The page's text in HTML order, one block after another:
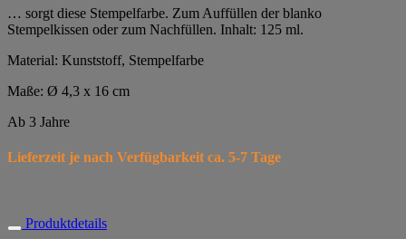
… sorgt diese Stempelfarbe. Zum Auffüllen der blanko
Stempelkissen oder zum Nachfüllen. Inhalt: 125 ml.
Material: Kunststoff, Stempelfarbe
Maße: Ø 4,3 x 16 cm
Ab 3 Jahre
Lieferzeit je nach Verfügbarkeit ca. 5-7 Tage
Produktdetails